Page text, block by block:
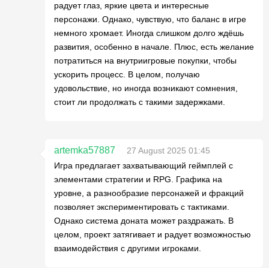
радует глаз, яркие цвета и интересные
персонажи. Однако, чувствую, что баланс в игре
немного хромает. Иногда слишком долго ждёшь
развития, особенно в начале. Плюс, есть желание
потратиться на внутриигровые покупки, чтобы
ускорить процесс. В целом, получаю
удовольствие, но иногда возникают сомнения,
стоит ли продолжать с такими задержками.
artemka57887
27 August 2025 01:45
Игра предлагает захватывающий геймплей с
элементами стратегии и RPG. Графика на
уровне, а разнообразие персонажей и фракций
позволяет экспериментировать с тактиками.
Однако система доната может раздражать. В
целом, проект затягивает и радует возможностью
взаимодействия с другими игроками.